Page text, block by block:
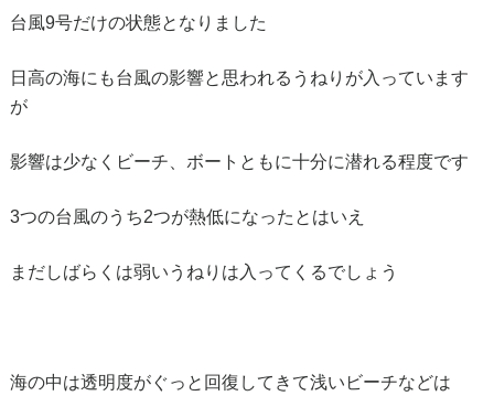
台風9号だけの状態となりました
日高の海にも台風の影響と思われるうねりが入っています
が
影響は少なくビーチ、ボートともに十分に潜れる程度です
3つの台風のうち2つが熱低になったとはいえ
まだしばらくは弱いうねりは入ってくるでしょう
海の中は透明度がぐっと回復してきて浅いビーチなどは